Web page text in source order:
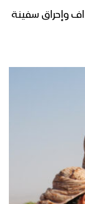
وإحراق سفينة